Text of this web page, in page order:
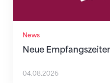
News
Neue
04.08.2026